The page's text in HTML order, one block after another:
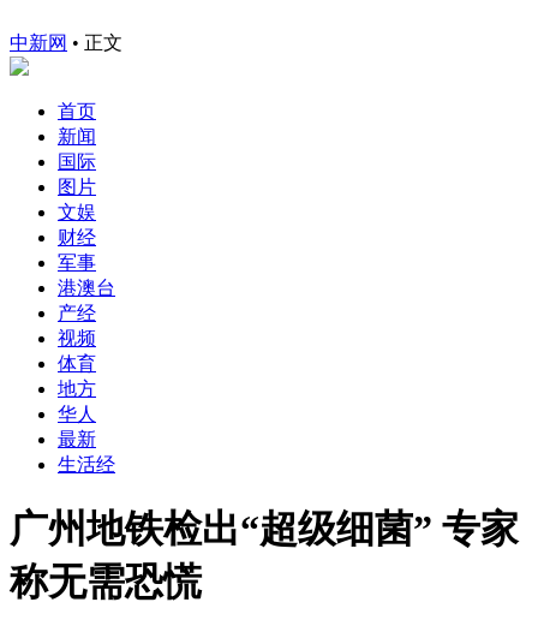
中新网 • 正文
首页
新闻
国际
图片
文娱
财经
军事
港澳台
产经
视频
体育
地方
华人
最新
生活经
广州地铁检出“超级细菌” 专家
称无需恐慌